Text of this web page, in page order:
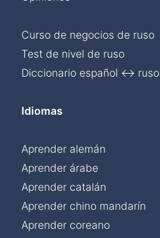
Curso de negocios de ruso
Test de nivel de ruso
Diccionario español ↔ ruso
Idiomas
Aprender alemán
Aprender árabe
Aprender catalán
Aprender chino mandarín
Aprender coreano